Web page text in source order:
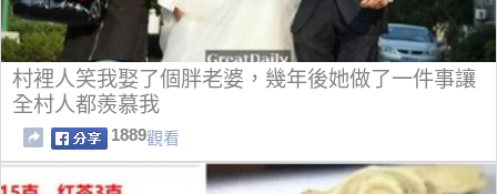
村裡人笑我娶了個胖老婆，幾年後她做了一件事讓
全村人都羨慕我
1889觀看